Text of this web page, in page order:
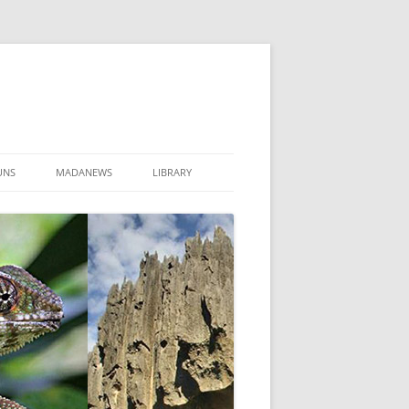
2021 BINNENFLÜGE MADAGASKAR
BINNENFLÜGE
STELLEN
MADAGASKARTAG 2025
MADAGASKARTAG 2024
MADAGASKARTAG 2023
MADAGASKARTAG 2022
VON REISENDEN
REISEGARANTIE
IN MADAGASKAR
MADANEWS LIBRARY